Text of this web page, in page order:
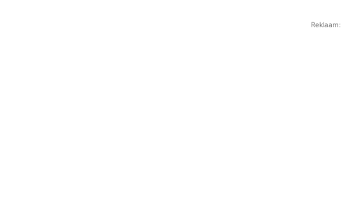
Reklaam: